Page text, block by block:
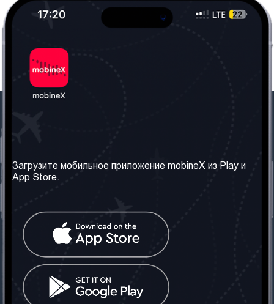
Наши сервисы
Правила и Условия
Часто задаваемые
вопросы
Контакт
Грузия: Тбилиси
Телефон: +442030340050
Социальные сети
Загрузите мобильное приложение mobineX из Play и
App Store.